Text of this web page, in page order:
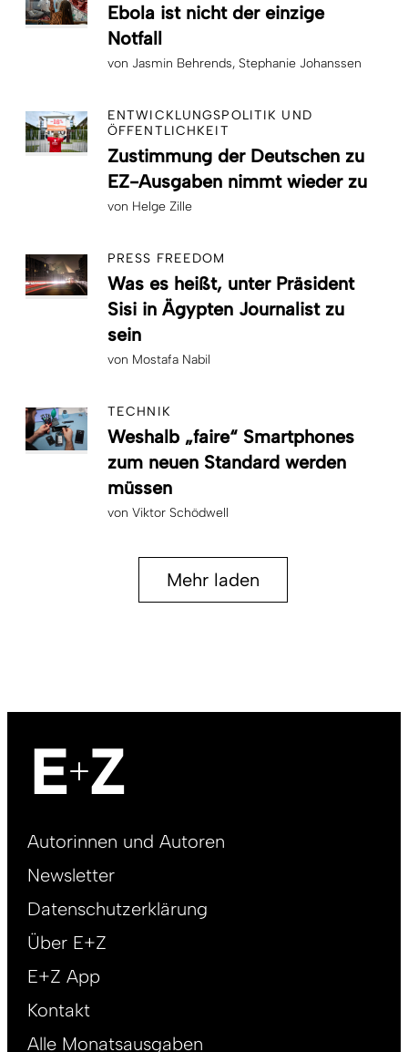
Ebola ist nicht der einzige
Notfall
von Jasmin Behrends Stephanie Johanssen
ENTWICKLUNGSPOLITIK UND
ÖFFENTLICHKEIT
Zustimmung der Deutschen zu
EZ-Ausgaben nimmt wieder zu
von Helge Zille
PRESS FREEDOM
Was es heißt, unter Präsident
Sisi in Ägypten Journalist zu
sein
von Mostafa Nabil
TECHNIK
Weshalb „faire“ Smartphones
zum neuen Standard werden
müssen
von Viktor Schödwell
Mehr laden
Footer
DE
Autorinnen und Autoren
Newsletter
Datenschutzerklärung
Über E+Z
E+Z App
Kontakt
Alle Monatsausgaben